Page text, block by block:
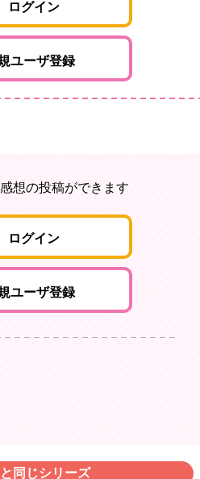
ログイン
ユーザ登録
想の投稿ができます
ログイン
ユーザ登録
同じシリーズ